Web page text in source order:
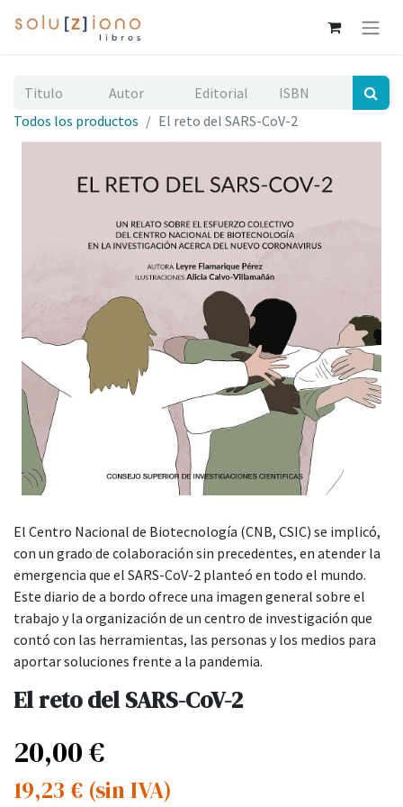
Todos los productos El reto del SARS-CoV-2
El Centro Nacional de Biotecnología (CNB, CSIC) se implicó,
con un grado de colaboración sin precedentes, en atender la
emergencia que el SARS-CoV-2 planteó en todo el mundo.
Este diario de a bordo ofrece una imagen general sobre el
trabajo y la organización de un centro de investigación que
contó con las herramientas, las personas y los medios para
aportar soluciones frente a la pandemia.
El reto del SARS-CoV-2
20,00€
19,23 € (sin IVA)